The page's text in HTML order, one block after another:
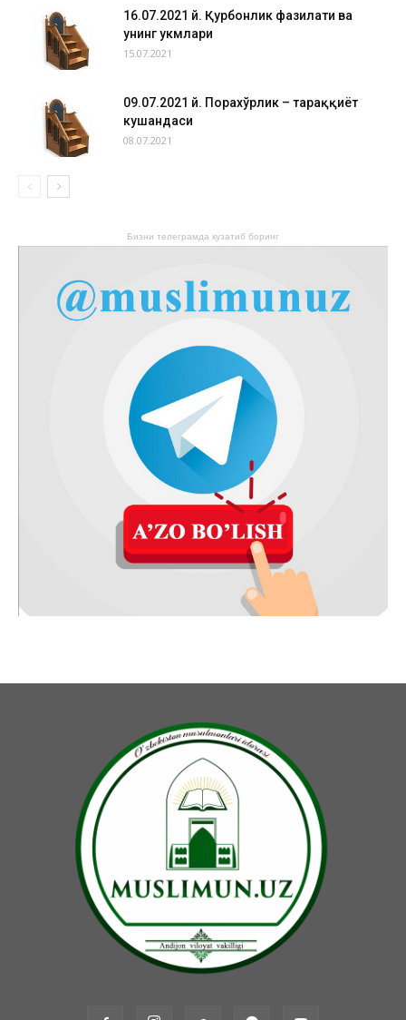
16.07.2021 й. Қурбонлик фазилати ва
унинг ҳукмлари
15.07.2021
09.07.2021 й. Порахўрлик – тараққиёт
кушандаси
08.07.2021
Бизни телеграмда кузатиб боринг